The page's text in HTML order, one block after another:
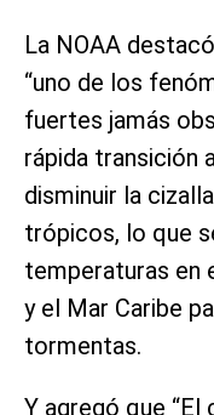
La NOAA
“uno de los
fuertes jamás
rápida transición
disminuir la
trópicos, lo que
temperaturas en
y el Mar Caribe
tormentas.
Y agregó que